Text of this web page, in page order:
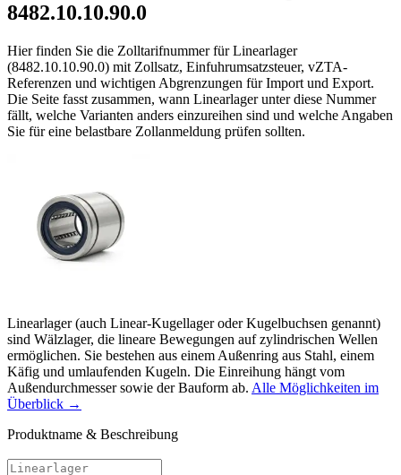
8482.10.10.90.0
Hier finden Sie die Zolltarifnummer für Linearlager
(8482.10.10.90.0) mit Zollsatz, Einfuhrumsatzsteuer, vZTA-
Referenzen und wichtigen Abgrenzungen für Import und Export.
Die Seite fasst zusammen, wann Linearlager unter diese Nummer
fällt, welche Varianten anders einzureihen sind und welche Angaben
Sie für eine belastbare Zollanmeldung prüfen sollten.
Linearlager (auch Linear-Kugellager oder Kugelbuchsen genannt)
sind Wälzlager, die lineare Bewegungen auf zylindrischen Wellen
ermöglichen. Sie bestehen aus einem Außenring aus Stahl, einem
Käfig und umlaufenden Kugeln. Die Einreihung hängt vom
Außendurchmesser sowie der Bauform ab. Alle Möglichkeiten im
Überblick →
Produktname & Beschreibung